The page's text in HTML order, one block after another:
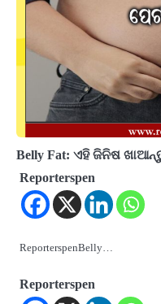
Belly Fat: ଏହି ଜିନିଷ
Reporterspen
ReporterspenBelly…
Reporterspen